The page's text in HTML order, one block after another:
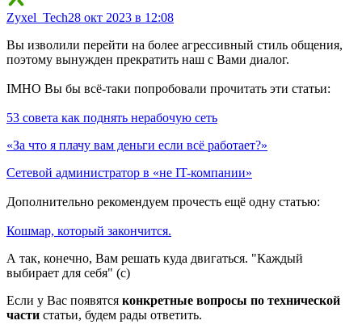
Zyxel_Tech28 окт 2023 в 12:08
Вы изволили перейти на более агрессивный стиль общения,
поэтому вынужден прекратить наш с Вами диалог.
IMHO Вы бы всё-таки попробовали прочитать эти статьи:
53 совета как поднять нерабочую сеть
«За что я плачу вам деньги если всё работает?»
Сетевой администратор в «не IT-компании»
Дополнительно рекомендуем прочесть ещё одну статью:
Кошмар, который закончится.
А так, конечно, Вам решать куда двигаться. "Каждый
выбирает для себя" (с)
Если у Вас появятся конкретные вопросы по технической
части статьи, будем рады ответить.